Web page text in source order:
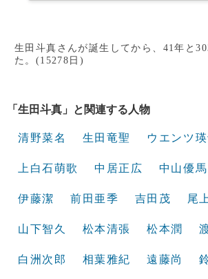
生田斗真さんが誕生してから、41年と
た。(15278日)
「生田斗真」と関連する人物
清野菜名 生田竜聖 ウエンツ
上白石萌歌 中居正広 中山優馬
伊藤潔 前田亜季 吉田茂 尾
山下智久 松本清張 松本潤
白洲次郎 相葉雅紀 遠藤尚